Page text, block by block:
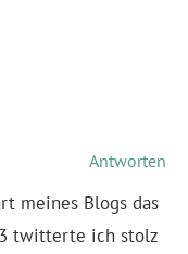
Antworten
meines Blogs das
twitterte ich stolz